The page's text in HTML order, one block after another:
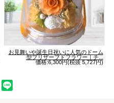
お見舞いや誕生日祝いに人気のドーム
型プリザーブドフラワー｜チ...
価格:6,300円(税抜 5,727円)